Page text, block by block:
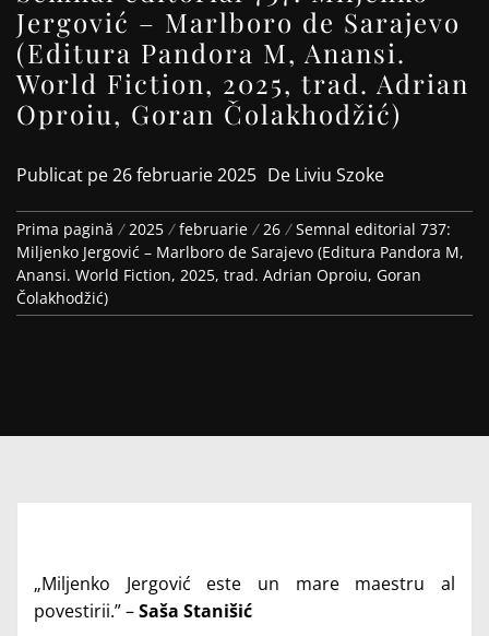
Jergović – Marlboro de Sarajevo
(Editura Pandora M, Anansi.
World Fiction, 2025, trad. Adrian
Oproiu, Goran Čolakhodžić)
Publicat pe26 februarie 2025 De Liviu Szoke
Prima pagină 2025 februarie 26
Semnal editorial 737:
Miljenko Jergović – Marlboro de Sarajevo (Editura Pandora M,
Anansi. World Fiction, 2025, trad. Adrian Oproiu, Goran
Čolakhodžić)
„Miljenko Jergović este un mare maestru al
povestirii.” –Saša Stanišić